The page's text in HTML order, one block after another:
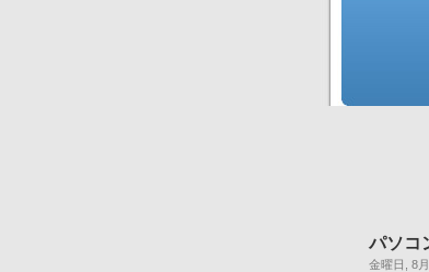
パソコ
金曜日, 8